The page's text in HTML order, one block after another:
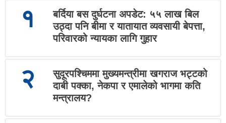
१
बर्दिया बस दुर्घटना अपडेट: ५५ लाख बिल
उठ्दा पनि बीमा र यातायात व्यवसायी बेपत्ता,
परिवारको न्यायका लागि गुहार
२
सुदूरपश्चिममा मुख्यमन्त्रीमा खगराज भट्टको
दाबी पक्का, नेकपा र एमालेको भागमा कति
मन्त्रालय?